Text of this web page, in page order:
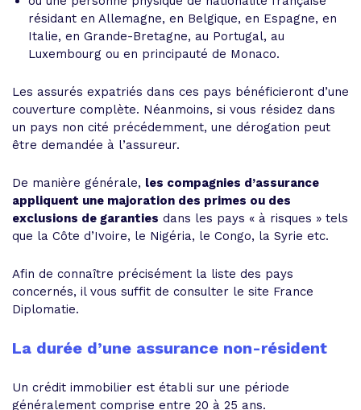
résidant en Allemagne, en Belgique, en Espagne, en
Italie, en Grande-Bretagne, au Portugal, au
Luxembourg ou en principauté de Monaco.
Les assurés expatriés dans ces pays bénéficieront d’une
couverture complète. Néanmoins, si vous résidez dans
un pays non cité précédemment, une dérogation peut
être demandée à l’assureur.
De manière générale, les compagnies d’assurance
appliquent une majoration des primes ou des
exclusions de garanties dans les pays « à risques » tels
que la Côte d’Ivoire, le Nigéria, le Congo, la Syrie etc.
Afin de connaître précisément la liste des pays
concernés, il vous suffit de consulter le site France
Diplomatie.
La durée d’une assurance non-résident
Un crédit immobilier est établi sur une période
généralement comprise entre 20 à 25 ans.